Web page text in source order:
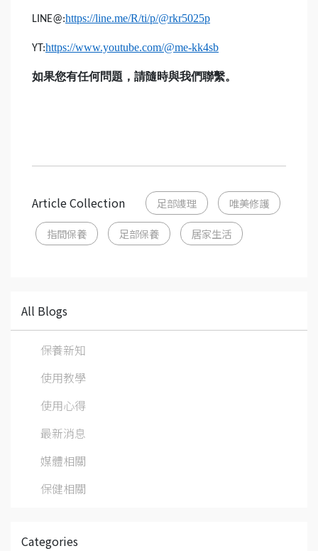
LINE@:https://line.me/R/ti/p/@rkr5025p
YT:https://www.youtube.com/@me-kk4sb
如果您有任何問題，請隨時與我們聯繫。
Article Collection 足部謢理 唯美修護
指間保養 足部保養 居家生活
All Blogs
保養新知
使用教學
使用心得
最新消息
媒體相關
保健相關
Categories